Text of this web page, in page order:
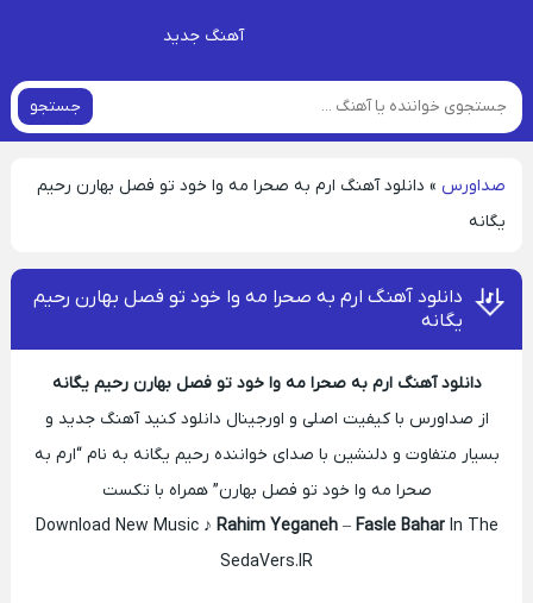
آهنگ جدید
جستجو
صداورس » دانلود آهنگ ارم به صحرا مه وا خود تو فصل بهارن رحیم
یگانه
دانلود آهنگ ارم به صحرا مه وا خود تو فصل بهارن رحیم
یگانه
دانلود آهنگ ارم به صحرا مه وا خود تو فصل بهارن رحیم یگانه
از صداورس با کیفیت اصلی و اورجینال دانلود کنید آهنگ جدید و
بسیار متفاوت و دلنشین با صدای خواننده رحیم یگانه به نام “ارم به
صحرا مه وا خود تو فصل بهارن” همراه با تکست
Download New Music ♪ Rahim Yeganeh– Fasle BaharIn The
SedaVers.IR